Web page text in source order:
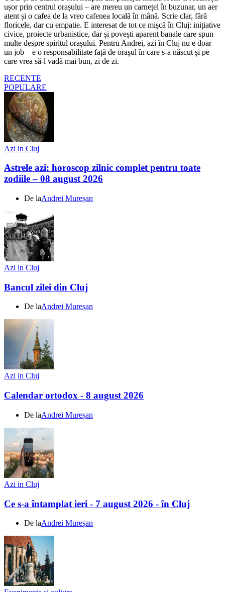
ușor prin centrul orașului – are mereu un carnețel în buzunar, un aer
atent și o cafea de la vreo cafenea locală în mână. Scrie clar, fără
floricele, dar cu empatie. E interesat de tot ce mișcă în Cluj: inițiative
civice, proiecte urbanistice, dar și povești aparent banale care spun
multe despre spiritul orașului. Pentru Andrei, azi în Cluj nu e doar
un job – e o responsabilitate față de orașul în care s-a născut și pe
care vrea să-l vadă mai bun, zi de zi.
RECENTE
POPULARE
Azi in Cluj
Astrele azi: horoscop zilnic complet pentru toate
zodiile – 08 august 2026
De laAndrei Mureșan
Azi in Cluj
Bancul zilei din Cluj
De laAndrei Mureșan
Azi in Cluj
Calendar ortodox - 8 august 2026
De laAndrei Mureșan
Azi in Cluj
Ce s-a întamplat ieri - 7 august 2026 - în Cluj
De laAndrei Mureșan